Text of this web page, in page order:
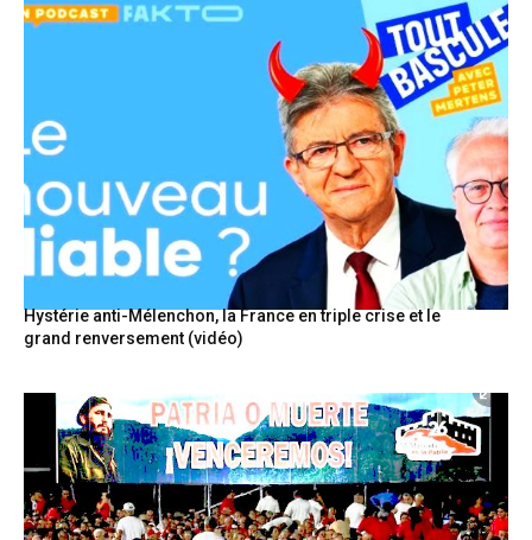
Hystérie anti-Mélenchon, la France en triple crise et le
grand renversement (vidéo)